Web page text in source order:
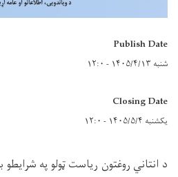
Publish Date
شنبه ۱۴۰۵/۴/۱۳ - ۱۲:۰
Closing Date
یکشنبه ۱۴۰۵/۵/۴ - ۱۲:۰
د انتاني روغتون ریاست ټولو په شرایطو